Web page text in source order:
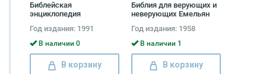
Библейская
энциклопедия
Год издания: 1991
В наличии 0
В корзину
Библия для верующих и
неверующих Емельян
Год издания: 1958
В наличии 1
В корзину